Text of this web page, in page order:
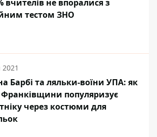
вчителів не впоралися з
тестом ЗНО
2021
Барбі та ляльки-воїни УПА: як
популяризує
через костюми для